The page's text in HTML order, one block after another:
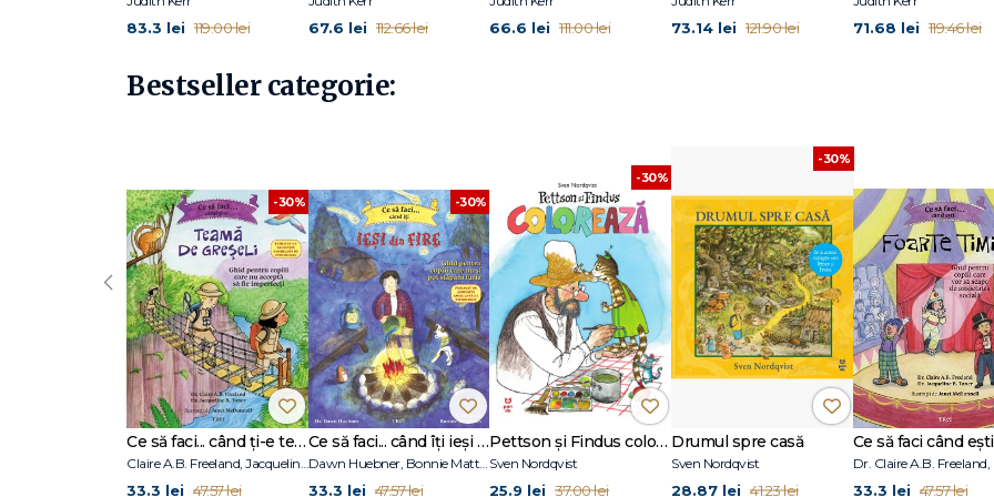
83.3 lei 119.00 lei 67.6 lei 112.66 lei 66.6 lei 111.00 lei 73.14 lei 121.90 lei 71.68 lei 119.46 lei
Bestseller categorie:
-30%
Ce să faci... când ți-e teamă de greșeli. Ghid pentru copiii care nu acceptă să fie imperfecți
33.3 lei 47.57 lei
-30%
Ce să faci... când îţi ieşi din fire. Ghid pentru copiii care nu-şi pot stăpâni furia
33.3 lei 47.57 lei
-30%
Pettson și Findus colorează
Sven Nordqvist
25.9 lei 37.00 lei
-30%
Drumul spre casă
Sven Nordqvist
28.87 lei 41.23 lei 33.3 lei 47.57 lei
‹